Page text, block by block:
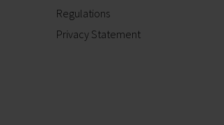
Regulations
Privacy Statement